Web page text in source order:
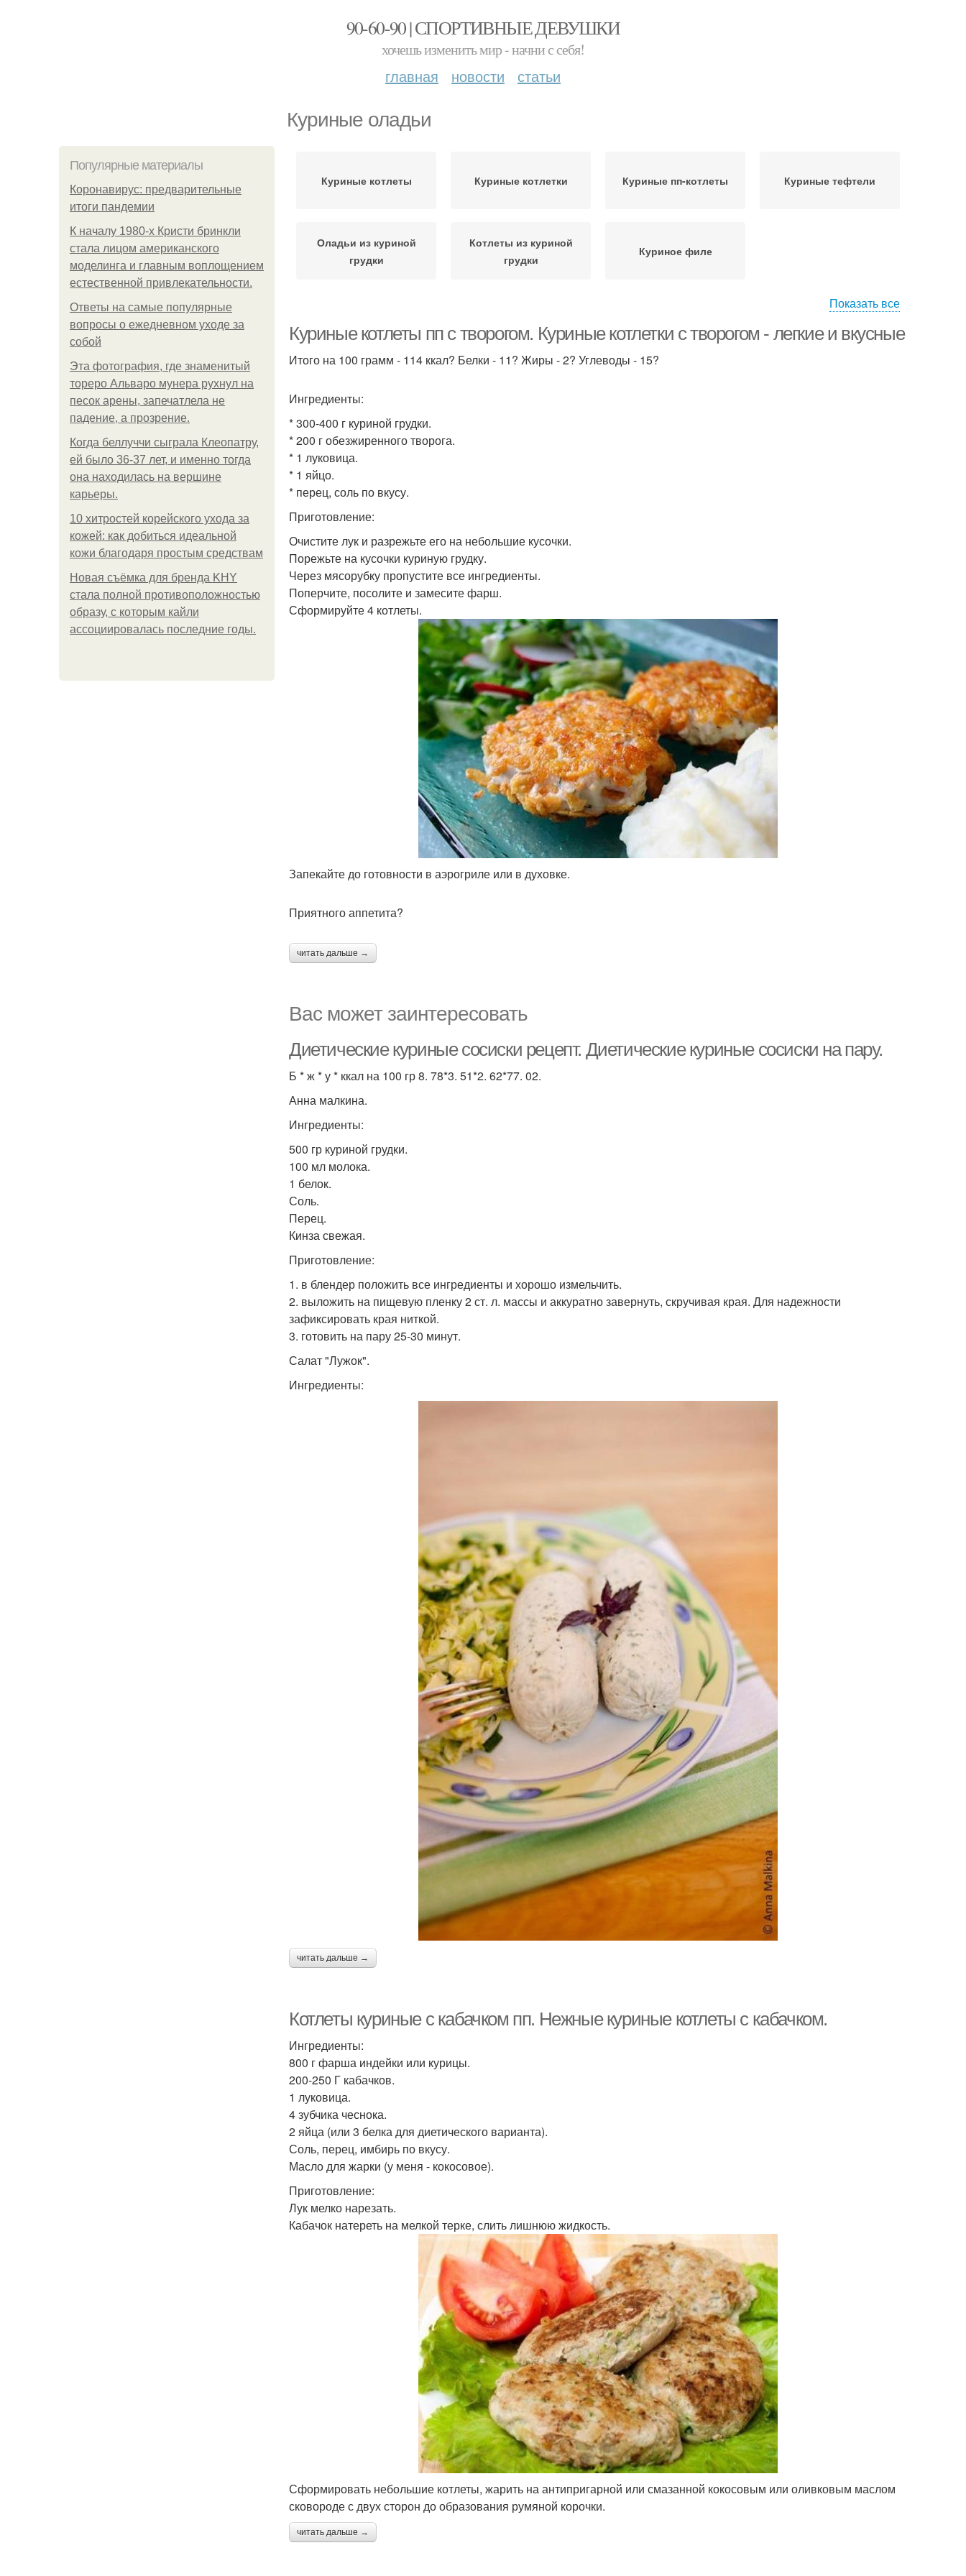
90-60-90 | СПОРТИВНЫЕ ДЕВУШКИ
хочешь изменить мир - начни с себя!
главная новости статьи
Куриные оладьи
Популярные материалы
Коронавирус: предварительные
итоги пандемии
К началу 1980-х Кристи бринкли
стала лицом американского
моделинга и главным воплощением
естественной привлекательности.
Ответы на самые популярные
вопросы о ежедневном уходе за
собой
Эта фотография, где знаменитый
тореро Альваро мунера рухнул на
песок арены, запечатлела не
падение, а прозрение.
Когда беллуччи сыграла Клеопатру,
ей было 36-37 лет, и именно тогда
она находилась на вершине
карьеры.
10 хитростей корейского ухода за
кожей: как добиться идеальной
кожи благодаря простым средствам
Новая съёмка для бренда KHY
стала полной противоположностью
образу, с которым кайли
ассоциировалась последние годы.
Куриные котлеты Куриные котлетки Куриные пп-котлеты Куриные тефтели
Оладьи из куриной
грудки
Котлеты из куриной
грудки
Куриное филе
Показать все
Куриные котлеты пп с творогом. Куриные котлетки с творогом - легкие и вкусные
Итого на 100 грамм - 114 ккал? Белки - 11? Жиры - 2? Углеводы - 15?
Ингредиенты:
* 300-400 г куриной грудки.
* 200 г обезжиренного творога.
* 1 луковица.
* 1 яйцо.
* перец, соль по вкусу.
Приготовление:
Очистите лук и разрежьте его на небольшие кусочки.
Порежьте на кусочки куриную грудку.
Через мясорубку пропустите все ингредиенты.
Поперчите, посолите и замесите фарш.
Сформируйте 4 котлеты.
Запекайте до готовности в аэрогриле или в духовке.
Приятного аппетита?
читать дальше →
Вас может заинтересовать
Диетические куриные сосиски рецепт. Диетические куриные сосиски на пару.
Б * ж * у * ккал на 100 гр 8. 78*3. 51*2. 62*77. 02.
Анна малкина.
Ингредиенты:
500 гр куриной грудки.
100 мл молока.
1 белок.
Соль.
Перец.
Кинза свежая.
Приготовление:
1. в блендер положить все ингредиенты и хорошо измельчить.
2. выложить на пищевую пленку 2 ст. л. массы и аккуратно завернуть, скручивая края. Для надежности
зафиксировать края ниткой.
3. готовить на пару 25-30 минут.
Салат "Лужок".
Ингредиенты:
читать дальше →
Котлеты куриные с кабачком пп. Нежные куриные котлеты с кабачком.
Ингредиенты:
800 г фарша индейки или курицы.
200-250 Г кабачков.
1 луковица.
4 зубчика чеснока.
2 яйца (или 3 белка для диетического варианта).
Соль, перец, имбирь по вкусу.
Масло для жарки (у меня - кокосовое).
Приготовление:
Лук мелко нарезать.
Кабачок натереть на мелкой терке, слить лишнюю жидкость.
Сформировать небольшие котлеты, жарить на антипригарной или смазанной кокосовым или оливковым маслом
сковороде с двух сторон до образования румяной корочки.
читать дальше →